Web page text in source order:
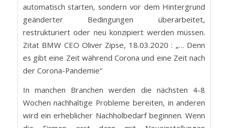
automatisch starten, sondern vor dem Hintergrund
geänderter Bedingungen überarbeitet,
restrukturiert oder neu konzipiert werden müssen.
Zitat BMW CEO Oliver Zipse, 18.03.2020 : „… Denn
es gibt eine Zeit während Corona und eine Zeit nach
der Corona-Pandemie“
In manchen Branchen werden die nächsten 4-8
Wochen nachhaltige Probleme bereiten, in anderen
wird ein erheblicher Nachholbedarf beginnen. Wenn